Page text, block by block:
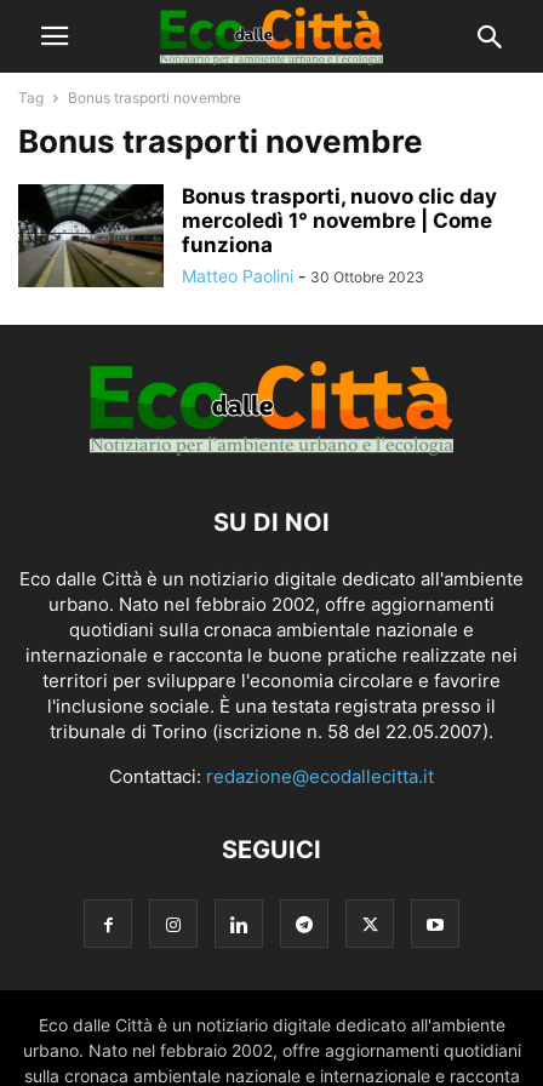
Tag Bonus trasporti novembre
Bonus trasporti novembre
Bonus trasporti, nuovo clic day
mercoledì 1° novembre | Come
funziona
Matteo Paolini - 30 Ottobre 2023
SU DI NOI
Eco dalle Città è un notiziario digitale dedicato all'ambiente
urbano. Nato nel febbraio 2002, offre aggiornamenti
quotidiani sulla cronaca ambientale nazionale e
internazionale e racconta le buone pratiche realizzate nei
territori per sviluppare l'economia circolare e favorire
l'inclusione sociale. È una testata registrata presso il
tribunale di Torino (iscrizione n. 58 del 22.05.2007).
Contattaci: redazione@ecodallecitta.it
SEGUICI
Eco dalle Città è un notiziario digitale dedicato all'ambiente
urbano. Nato nel febbraio 2002, offre aggiornamenti quotidiani
sulla cronaca ambientale nazionale e internazionale e racconta